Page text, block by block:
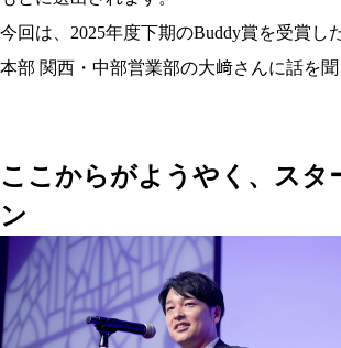
今回は、2025年度下期のBuddy賞を受賞し
本部 関西・中部営業部の大﨑さんに話を聞
ここからがようやく、スタ
ン